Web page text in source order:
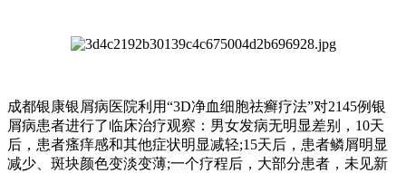
成都银康银屑病医院利用“3D净血细胞祛癣疗法”对2145例银
屑病患者进行了临床治疗观察：男女发病无明显差别，10天
后，患者瘙痒感和其他症状明显减轻;15天后，患者鳞屑明显
减少、斑块颜色变淡变薄;一个疗程后，大部分患者，未见新